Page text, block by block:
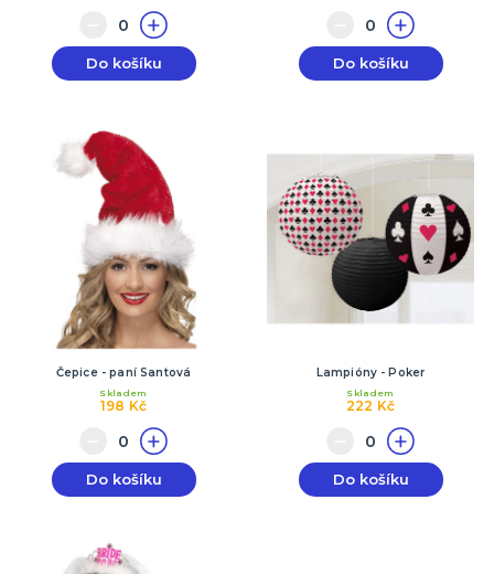
Do košíku Do košíku
Čepice - paní Santová
198 Kč
Skladem
Do košíku
Lampióny - Poker
222 Kč
Skladem
Do košíku